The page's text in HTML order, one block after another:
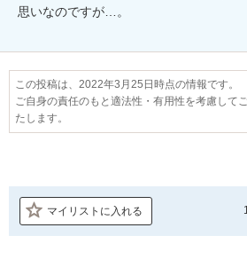
思いなのですが…。
この投稿は、2022年3月25日時点の情報です。
ご自身の責任のもと適法性・有用性を考慮して
たします。
マイリストに入れる